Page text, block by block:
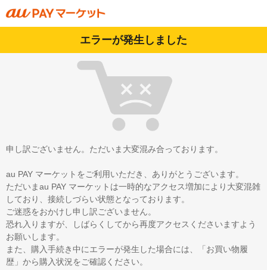
エラーが発生しました
申し訳ございません。ただいま大変混み合っております。
au PAY マーケットをご利用いただき、ありがとうございます。
ただいまau PAY マーケットは一時的なアクセス増加により大変混雑
しており、接続しづらい状態となっております。
ご迷惑をおかけし申し訳ございません。
恐れ入りますが、しばらくしてから再度アクセスくださいますよう
お願いします。
また、購入手続き中にエラーが発生した場合には、「お買い物履
歴」から購入状況をご確認ください。